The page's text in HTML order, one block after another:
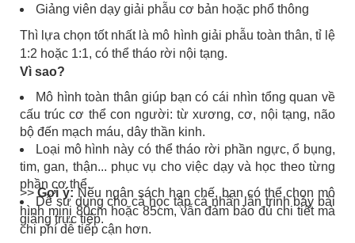
Giảng viên dạy giải phẫu cơ bản hoặc phổ thông
Thì lựa chọn tốt nhất là mô hình giải phẫu toàn thân, tỉ lệ
1:2 hoặc 1:1, có thể tháo rời nội tạng.
Vì sao?
Mô hình toàn thân giúp bạn có cái nhìn tổng quan về
cấu trúc cơ thể con người: từ xương, cơ, nội tạng, não
bộ đến mạch máu, dây thần kinh.
Loại mô hình này có thể tháo rời phần ngực, ổ bụng,
tim, gan, thận... phục vụ cho việc dạy và học theo từng
phần cơ thể.
Dễ sử dụng cho cả học tập cá nhân lẫn trình bày bài
giảng trực tiếp.
>>Gợi ý:Nếu ngân sách hạn chế, bạn có thể chọn mô
hình mini 80cm hoặc 85cm, vẫn đảm bảo đủ chi tiết mà
chi phí dễ tiếp cận hơn.